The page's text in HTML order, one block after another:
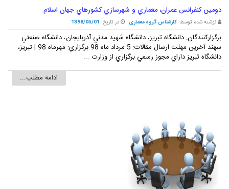
دومين کنفرانس عمران، معماري و شهرسازي کشورهاي جهان اسلام
نوشته شده توسط: کارشناس گروه معماری در تاریخ: 1398/05/01
برگزارکنندگان: دانشگاه تبريز، دانشگاه شهيد مدني آذربايجان، دانشگاه صنعتي
سهند آخرين مهلت ارسال مقالات: 5 مرداد ماه 98 برگزاري: مهرماه 98 | تبريز،
دانشگاه تبريز داراي مجوز رسمي برگزاري از وزارت ...
ادامه مطلب...